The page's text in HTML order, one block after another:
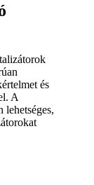
és
A
lehetséges,